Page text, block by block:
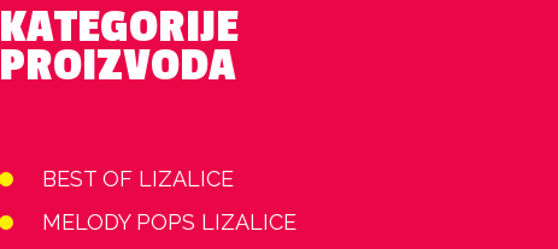
KATEGORIJE
PROIZVODA
BEST OF LIZALICE
MELODY POPS LIZALICE